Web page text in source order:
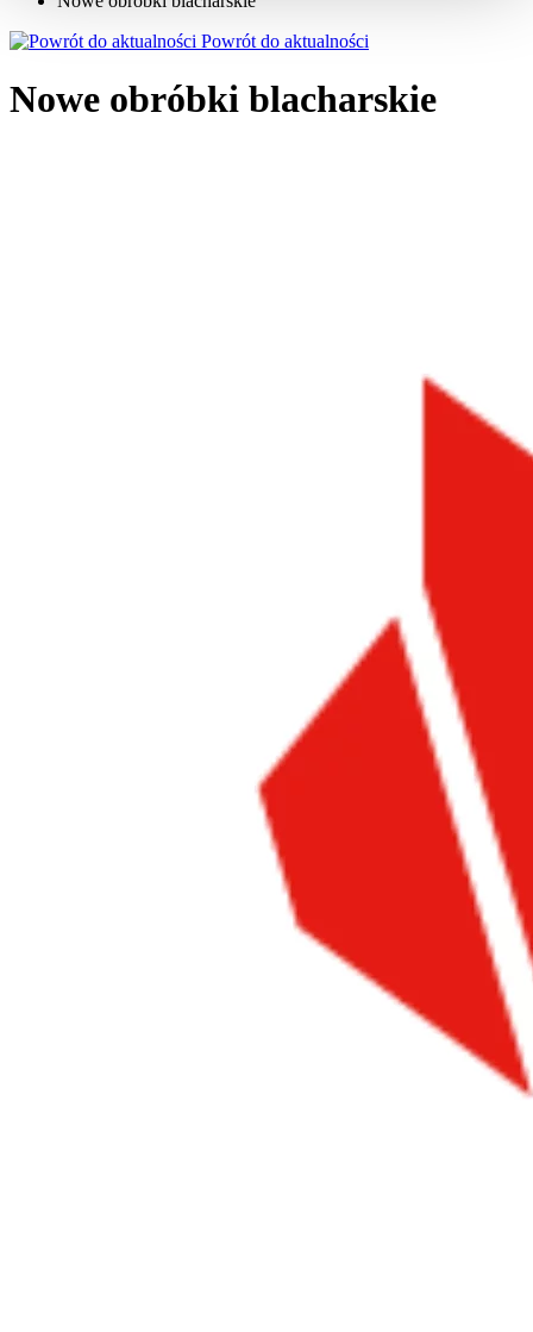
Powrót do aktualności
Nowe obróbki blacharskie